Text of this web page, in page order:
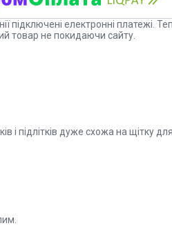
підключені електронні платежі.
товар не покидаючи сайту.
і підлітків дуже схожа на щітку